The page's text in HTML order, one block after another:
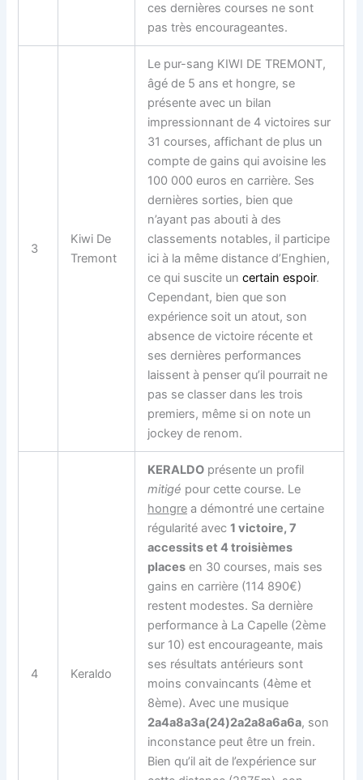
ces dernières courses ne sont
pas très encourageantes.
3
Kiwi De
Tremont
Le pur-sang KIWI DE TREMONT,
âgé de 5 ans et hongre, se
présente avec un bilan
impressionnant de 4 victoires sur
31 courses, affichant de plus un
compte de gains qui avoisine les
100 000 euros en carrière. Ses
dernières sorties, bien que
n’ayant pas abouti à des
classements notables, il participe
ici à la même distance d’Enghien,
ce qui suscite uncertain espoir.
Cependant, bien que son
expérience soit un atout, son
absence de victoire récente et
ses dernières performances
laissent à penser qu’il pourrait ne
pas se classer dans les trois
premiers, même si on note un
jockey de renom.
4 Keraldo
KERALDO présente un profil
mitigé pour cette course. Le
hongre a démontré une certaine
régularité avec1 victoire, 7
accessits et 4 troisièmes
places en 30 courses, mais ses
gains en carrière (114 890€)
restent modestes. Sa dernière
performance à La Capelle (2ème
sur 10) est encourageante, mais
ses résultats antérieurs sont
moins convaincants (4ème et
8ème). Avec une musique
2a4a8a3a(24)2a2a8a6a6a, son
inconstance peut être un frein.
Bien qu’il ait de l’expérience sur